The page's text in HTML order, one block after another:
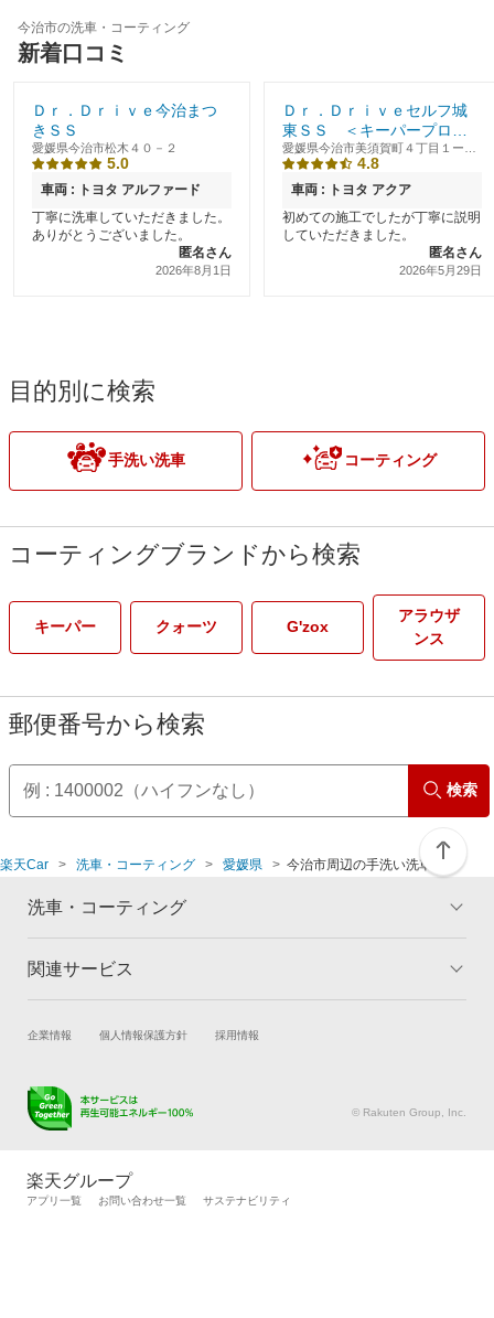
今治市の洗車・コーティング
新着口コミ
Ｄｒ．Ｄｒｉｖｅ今治まつ
きＳＳ
愛媛県今治市松木４０－２
5.0
車両 : トヨタ アルファード
丁寧に洗車していただきました。
ありがとうございました。
匿名さん
2026年8月1日
Ｄｒ．Ｄｒｉｖｅセルフ城
東ＳＳ ＜キーパープロシ
ョップ＞
愛媛県今治市美須賀町４丁目１ー１
３
4.8
車両 : トヨタ アクア
初めての施工でしたが丁寧に説明
していただきました。
匿名さん
2026年5月29日
目的別に検索
手洗い洗車 コーティング
コーティングブランドから検索
キーパー クォーツ G'zox
アラウザ
ンス
郵便番号から検索
検索
楽天Car 洗車・コーティング 愛媛県 今治市周辺の手洗い洗車店舗
洗車・コーティング
トップ
コーティングとは コーティング診断
よくある質問
関連サービス
試乗・商談 新車購入
キズ修理予約
メンテナンス管理
タイヤ交換サービス
自動車カタログ 自動車保険
企業情報 個人情報保護方針 採用情報
© Rakuten Group, Inc.
楽天グループ
アプリ一覧 お問い合わせ一覧 サステナビリティ